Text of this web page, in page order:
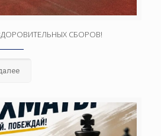
СБОРОВ!